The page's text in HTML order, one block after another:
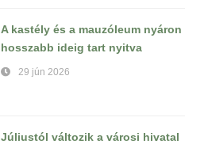
A kastély és a mauzóleum nyáron
hosszabb ideig tart nyitva
29 jún 2026
Júliustól változik a városi hivatal